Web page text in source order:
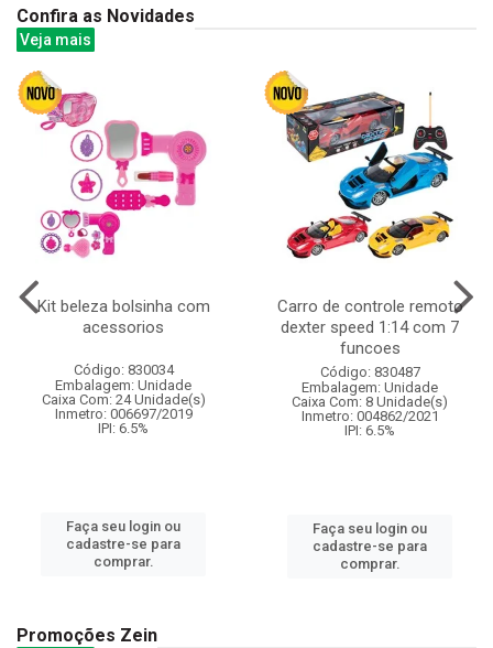
Confira as Novidades
Veja mais
Kit beleza bolsinha com
acessorios
Código: 830034
Embalagem: Unidade
Caixa Com: 24 Unidade(s)
Inmetro: 006697/2019
IPI: 6.5%
Faça seu login ou
cadastre-se para
comprar.
Carro de controle remoto
dexter speed 1:14 com 7
funcoes
Código: 830487
Embalagem: Unidade
Caixa Com: 8 Unidade(s)
Inmetro: 004862/2021
IPI: 6.5%
Faça seu login ou
cadastre-se para
comprar.
Promoções Zein